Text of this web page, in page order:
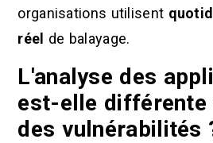
organisations utilisent
réel de balayage.
L'analyse des
est-elle différente
des vulnérabilités